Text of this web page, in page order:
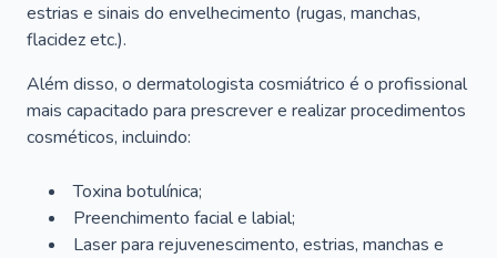
estrias e sinais do envelhecimento (rugas, manchas,
flacidez etc.).
Além disso, o dermatologista cosmiátrico é o profissional
mais capacitado para prescrever e realizar procedimentos
cosméticos, incluindo:
Toxina botulínica;
Preenchimento facial e labial;
Laser para rejuvenescimento, estrias, manchas e